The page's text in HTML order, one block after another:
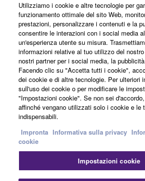
Registrazione Yamaha Music ID
Informazioni su Yamaha
Italia - Italian
Affari
Utilizziamo i cookie e altre tecnologie per
funzionamento ottimale del sito Web,
prestazioni, personalizzare i contenuti e la
consentire le interazioni con i social media
un'esperienza utente su misura.
informazioni relative al tuo utilizzo del
nostri partner per i social media, la
Facendo clic su "Accetta tutti i cookie",
dei cookie e di altre tecnologie. Per ulteriori
sull'uso dei cookie o per modificare le
"Impostazioni cookie". Se non sei
affinché vengano utilizzati solo i cookie e le
indispensabili.
Impronta Informativa sulla privacy
cookie
Impostazioni cookie